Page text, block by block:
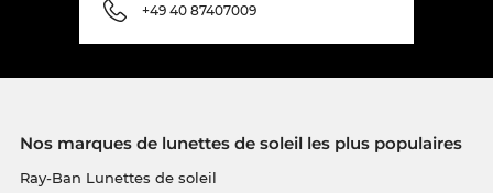
+49 40 87407009
Nos marques de lunettes de soleil les plus populaires
Ray-Ban Lunettes de soleil